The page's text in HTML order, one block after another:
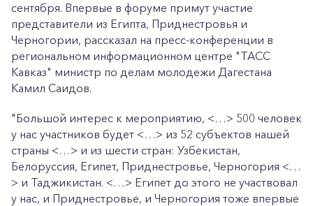
сентября. Впервые в форуме примут участие
представители из Египта, Приднестровья и
Черногории, рассказал на пресс-конференции в
региональном информационном центре "ТАСС
Кавказ" министр по делам молодежи Дагестана
Камил Саидов.
"Большой интерес к мероприятию, <…> 500 человек
у нас участников будет <…> из 52 субъектов нашей
страны <…> и из шести стран: Узбекистан,
Белоруссия, Египет, Приднестровье, Черногория <…
> и Таджикистан. <…> Египет до этого не участвовал
у нас, и Приднестровье, и Черногория тоже впервые